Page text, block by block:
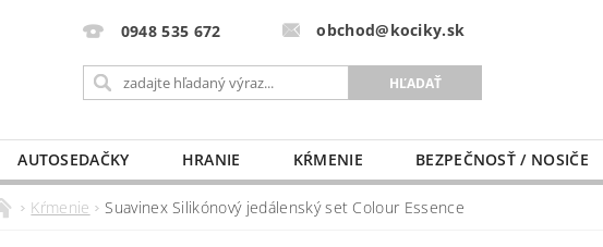
0948 535 672 obchod@kociky.sk
AUTOSEDAČKY HRANIE KŔMENIE BEZPEČNOSŤ / NOSIČE
PÔRODNICE MLIEKO A VÝŽIVA PRE MAMIČKU
Kŕmenie Suavinex Silikónový jedálenský set Colour Essence